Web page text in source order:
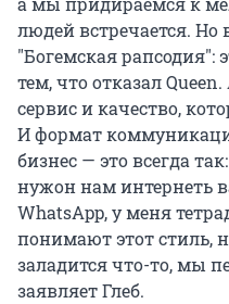
людей встречается. Но
"Богемская рапсодия":
тем, что отказал
сервис и качество,
И формат
бизнес — это всегда
нужон нам интернеть
WhatsApp, у меня
понимают этот стиль,
заладится что-то, мы
заявляет Глеб.